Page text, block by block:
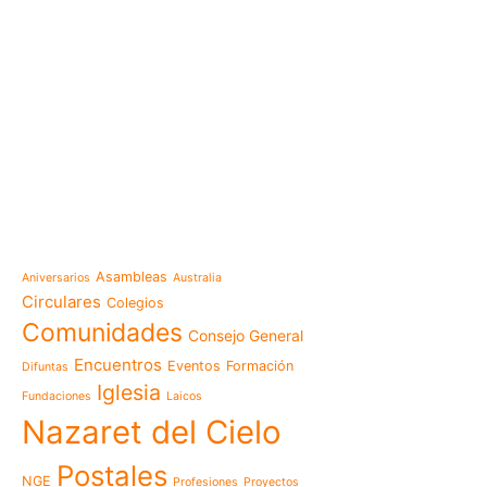
Aniversarios Asambleas Australia
Circulares Colegios
Comunidades Consejo General
Difuntas Encuentros Eventos Formación
Fundaciones Iglesia Laicos
Nazaret del Cielo
NGE Postales Profesiones Proyectos